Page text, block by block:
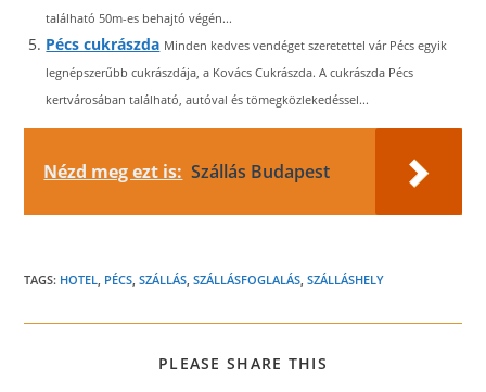
található 50m-es behajtó végén...
Pécs cukrászda Minden kedves vendéget szeretettel vár Pécs egyik
legnépszerűbb cukrászdája, a Kovács Cukrászda. A cukrászda Pécs
kertvárosában található, autóval és tömegközlekedéssel...
Nézd meg ezt is: Szállás Budapest
TAGS: HOTEL, PÉCS, SZÁLLÁS, SZÁLLÁSFOGLALÁS, SZÁLLÁSHELY
PLEASE SHARE THIS